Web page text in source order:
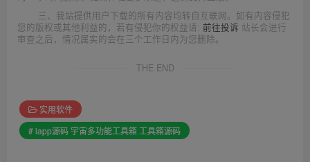
三、我站提供用户下载的所有内容均转自互联网。如有内容侵犯
您的版权或其他利益的，若有侵犯你的权益请: 前往投诉 站长会进行
审查之后，情况属实的会在三个工作日内为您删除。
THE END
实用软件
# iapp源码 宇宙多功能工具箱 工具箱源码